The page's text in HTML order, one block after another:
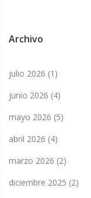
Archivo
julio 2026 (1)
junio 2026 (4)
mayo 2026 (5)
abril 2026 (4)
marzo 2026 (2)
diciembre 2025 (2)